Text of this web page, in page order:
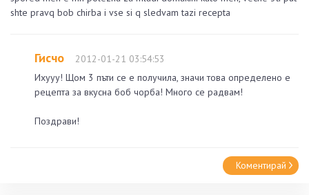
shte pravq bob chirba i vse si q sledvam tazi recepta
Гисчо
2012-01-21 03:54:53
Ихууу! Щом 3 пъти се е получила, значи това определено е
рецепта за вкусна боб чорба! Много се радвам!
Поздрави!
Коментирай